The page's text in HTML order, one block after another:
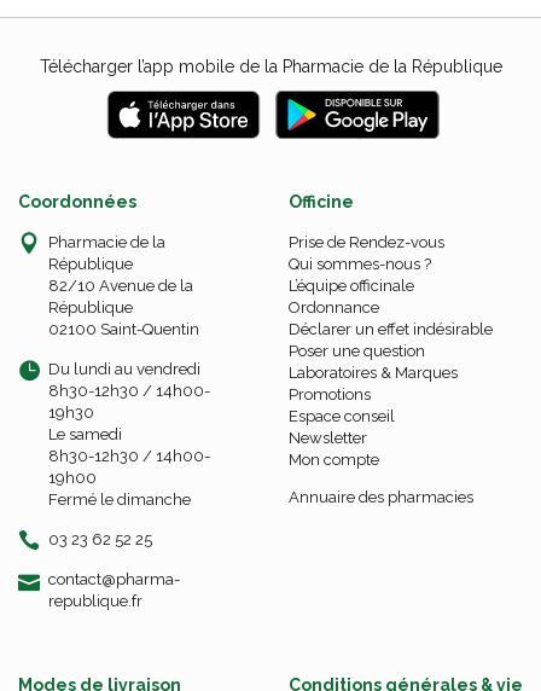
Télécharger l’app mobile de la Pharmacie de la République
Coordonnées
Pharmacie de la
République
82/10 Avenue de la
République
02100 Saint-Quentin
Du lundi au vendredi
8h30-12h30 / 14h00-
19h30
Le samedi
8h30-12h30 / 14h00-
19h00
Fermé le dimanche
03 23 62 52 25
contact-
@-
pharma-
republique.fr
Officine
Prise de Rendez-vous
Qui sommes-nous ?
L’équipe officinale
Ordonnance
Déclarer un effet indésirable
Poser une question
Laboratoires & Marques
Promotions
Espace conseil
Newsletter
Mon compte
Annuaire des pharmacies
Modes de livraison Conditions générales & vie